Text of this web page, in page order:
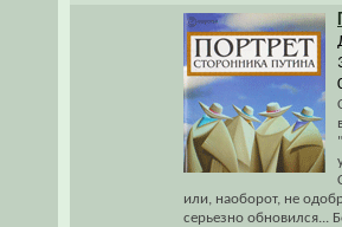
или, наоборот, не
серьезно обновился...